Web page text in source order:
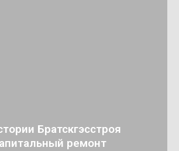
Братскгэсстроя
ремонт